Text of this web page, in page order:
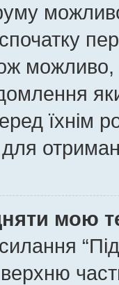
можливо,
їхнім
мою
верхню